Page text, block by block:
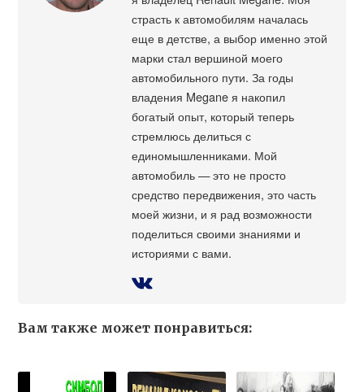
страсть к автомобилям началась
еще в детстве, а выбор именно этой
марки стал вершиной моего
автомобильного пути. За годы
владения Megane я накопил
богатый опыт, который теперь
стремлюсь делиться с
единомышленниками. Мой
автомобиль — это не просто
средство передвижения, это часть
моей жизни, и я рад возможности
поделиться своими знаниями и
историями с вами.
Вам также может понравиться: